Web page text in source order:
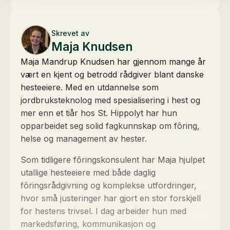
Skrevet av
Maja Knudsen
Maja Mandrup Knudsen har gjennom mange år
vært en kjent og betrodd rådgiver blant danske
hesteeiere. Med en utdannelse som
jordbruksteknolog med spesialisering i hest og
mer enn et tiår hos St. Hippolyt har hun
opparbeidet seg solid fagkunnskap om fôring,
helse og management av hester.
Som tidligere fôringskonsulent har Maja hjulpet
utallige hesteeiere med både daglig
fôringsrådgivning og komplekse utfordringer,
hvor små justeringer har gjort en stor forskjell
for hestens trivsel. I dag arbeider hun med
markedsføring, kommunikasjon og